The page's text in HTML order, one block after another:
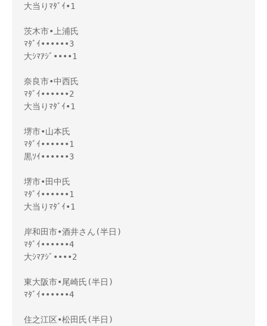
大当りﾏﾀﾞｲ•1
茨木市•上浦氏
ﾏﾀﾞｲ••••••3
大ｼﾏｱｼﾞ••••1
奈良市•中西氏
ﾏﾀﾞｲ••••••2
大当りﾏﾀﾞｲ•1
堺市•山本氏
ﾏﾀﾞｲ••••••1
黒ｿｲ••••••3
堺市•田中氏
ﾏﾀﾞｲ••••••1
大当りﾏﾀﾞｲ•1
岸和田市•酒井さん(半日)
ﾏﾀﾞｲ••••••4
大ｼﾏｱｼﾞ••••2
東大阪市•尾崎氏(半日)
ﾏﾀﾞｲ••••••4
住之江区•松田氏(半日)